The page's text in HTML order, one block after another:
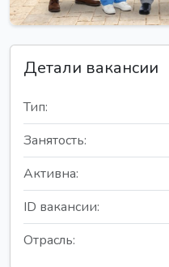
Детали вакансии
Тип:
Занятость:
Активна:
ID вакансии:
Отрасль: